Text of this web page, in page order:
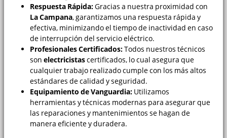
Respuesta Rápida:Gracias a nuestra proximidad con
La Campana, garantizamos una respuesta rápida y
efectiva, minimizando el tiempo de inactividad en caso
de interrupción del servicio eléctrico.
Profesionales Certificados:Todos nuestros técnicos
son electricistascertificados, lo cual asegura que
cualquier trabajo realizado cumple con los más altos
estándares de calidad y seguridad.
Equipamiento de Vanguardia:Utilizamos
herramientas y técnicas modernas para asegurar que
las reparaciones y mantenimientos se hagan de
manera eficiente y duradera.